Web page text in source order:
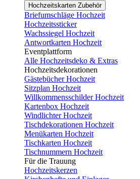
Hochzeitskarten Zubehör
Briefumschläge Hochzeit
Hochzeitssticker
Wachssiegel Hochzeit
Antwortkarten Hochzeit
Eventplattform
Alle Hochzeitsdeko & Extras
Hochzeitsdekorationen
Gästebücher Hochzeit
Sitzplan Hochzeit
Willkommensschilder Hochzeit
Kartenbox Hochzeit
Windlichter Hochzeit
Tischdekorationen Hochzeit
Menükarten Hochzeit
Tischkarten Hochzeit
Tischnummern Hochzeit
Für die Trauung
Hochzeitskerzen